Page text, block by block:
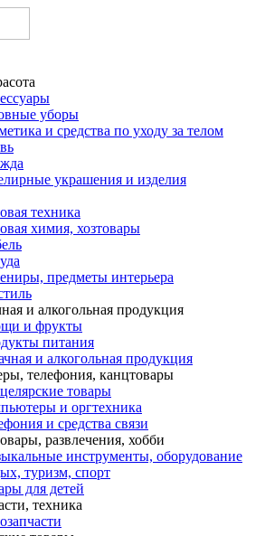
уборы
и средства по уходу за телом
украшения и изделия
техника
химия, хозтовары
предметы интерьера
и алкогольная продукция
и фрукты
питания
и алкогольная продукция
телефония, канцтовары
товары
и оргтехника
и средства связи
развлечения, хобби
инструменты, оборудование
туризм, спорт
для детей
техника